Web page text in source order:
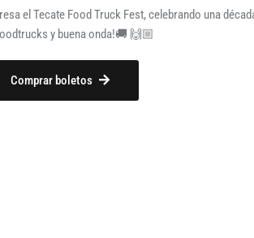
el Tecate Food Truck Fest, celebrando una
y buena onda!🚚 🙌🏼
Comprar boletos